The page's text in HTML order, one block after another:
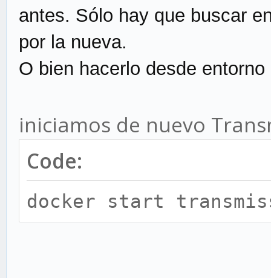
antes. Sólo hay que buscar
por la nueva.
O bien hacerlo desde
iniciamos de nuevo
Code:
docker start